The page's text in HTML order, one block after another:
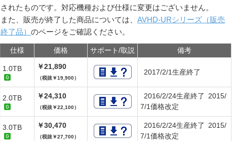
されたものです。対応機種および仕様に変更はございません。
また、販売が終了した商品については、 AVHD-URシリーズ（販売
終了品） のページをご確認ください。
仕様 価格 サポート/取説 備考
1.0TB ￥21,890
（税抜￥19,900）
2017/2/1生産終了
2.0TB ￥24,310
（税抜￥22,100）
2016/2/24生産終了 2015/
7/1価格改定
3.0TB ￥30,470
（税抜￥27,700）
2016/2/24生産終了 2015/
7/1価格改定